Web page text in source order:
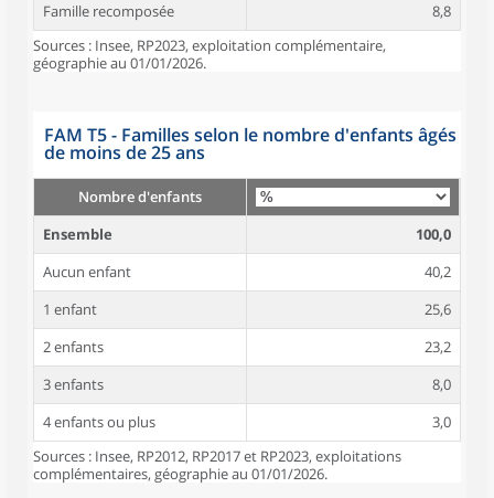
Famille recomposée
8,8
Sources : Insee, RP2023, exploitation complémentaire,
géographie au 01/01/2026.
FAM T5 - Familles selon le nombre d'enfants âgés
de moins de 25 ans
Nombre d'enfants
Ensemble
100,0
Aucun enfant
40,2
1 enfant
25,6
2 enfants
23,2
3 enfants
8,0
4 enfants ou plus
3,0
Sources : Insee, RP2012, RP2017 et RP2023, exploitations
complémentaires, géographie au 01/01/2026.